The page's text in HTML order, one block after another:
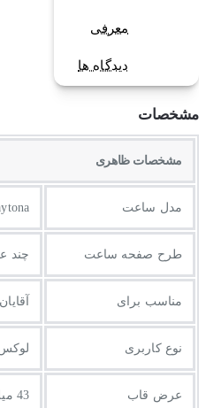
معرفی
دیدگاه ها
مشخصات
مشخصات ظاهری
مدل ساعت
طرح صفحه ساعت چند
مناسب برای آقایان
نوع کاربری
عرض قاب 43 میلی متر